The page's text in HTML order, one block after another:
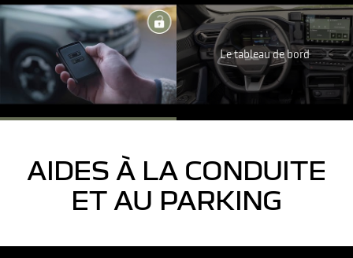
YouTube utilise des traceurs lors de la visualisation de vidéos
hébergées sur son site, afin de personnaliser les annonces. Pour
regarder cette vidéo, vous devez autoriser les cookies sociaux sur
notre site. Vous pouvez revenir sur votre choix à tout moment. Plus
d'informations sur la Politique de cookie YouTube :
https://www.google.fr/intl/fr/policies/privacy
JE REFUSE
Le tableau de bord
AIDES À LA CONDUITE
ET AU PARKING